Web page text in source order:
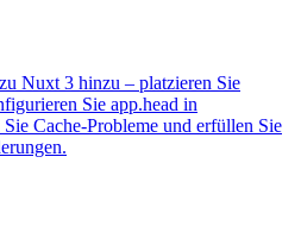
Nuxt 3 hinzu – platzieren Sie
Sie app.head in
Cache-Probleme und erfüllen Sie